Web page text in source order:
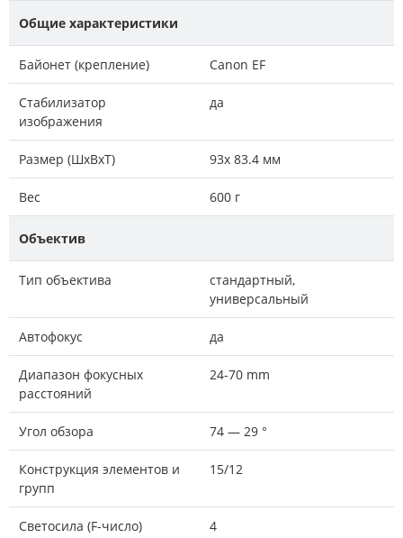
Общие характеристики
Байонет (крепление) Canon EF
Стабилизатор
изображения
да
Размер (ШxВxТ) 93x 83.4 мм
Вес 600 г
Объектив
Тип объектива
стандартный,
универсальный
Автофокус да
Диапазон фокусных
расстояний
24-70 mm
Угол обзора 74 — 29 °
Конструкция элементов и
групп
15/12
Светосила (F-число) 4